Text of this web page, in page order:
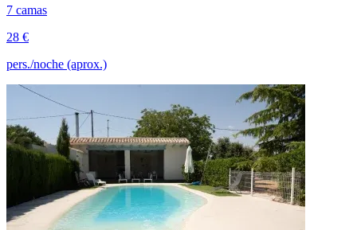
7 camas
28 €
pers./noche (aprox.)